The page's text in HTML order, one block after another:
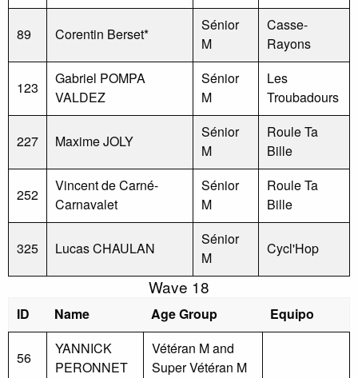
89 Corentin Berset*
Sénior
M
Casse-
Rayons
123
Gabriel POMPA
VALDEZ
Sénior
M
Les
Troubadours
227 Maxime JOLY
Sénior
M
Roule Ta
Bille
252
Vincent de Carné-
Carnavalet
Sénior
M
Roule Ta
Bille
325 Lucas CHAULAN
Sénior
M
Cycl'Hop
Wave 18
ID Name Age Group Equipo
56
YANNICK
PERONNET
Vétéran M and
Super Vétéran M